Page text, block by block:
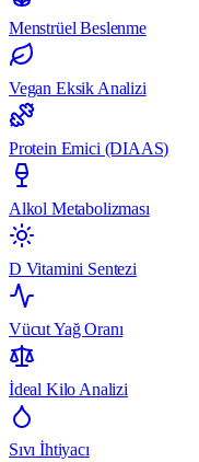
Menstrüel Beslenme
Vegan Eksik Analizi
Protein Emici (DIAAS)
Alkol Metabolizması
D Vitamini Sentezi
Vücut Yağ Oranı
İdeal Kilo Analizi
Sıvı İhtiyacı